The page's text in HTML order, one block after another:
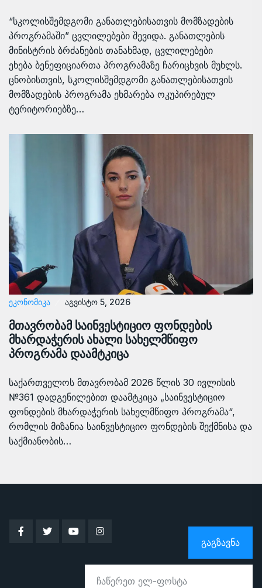
“სკოლისშემდგომი განათლებისათვის მომზადების
პროგრამაში” ცვლილებები შევიდა. განათლების
მინისტრის ბრძანების თანახმად, ცვლილებები
ეხება ბენეფიციართა პროგრამაზე ჩარიცხვის მუხლს.
ცნობისთვის, სკოლისშემდგომი განათლებისათვის
მომზადების პროგრამა ეხმარება ოკუპირებულ
ტერიტორიებზე…
ᲔᲙᲝᲜᲝᲛᲘᲙᲐ აგვისტო 5, 2026
მთავრობამ საინვესტიციო ფონდების
მხარდაჭერის ახალი სახელმწიფო
პროგრამა დაამტკიცა
საქართველოს მთავრობამ 2026 წლის 30 ივლისის
№361 დადგენილებით დაამტკიცა „საინვესტიციო
ფონდების მხარდაჭერის სახელმწიფო პროგრამა“,
რომლის მიზანია საინვესტიციო ფონდების შექმნისა და
საქმიანობის…
ᲒᲐᲒᲖᲐᲕᲜᲐ